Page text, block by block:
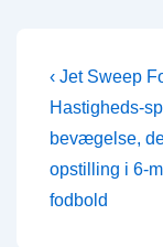
Post
Previous
Post
is
‹ Jet Sweep
Hastigheds-
bevægelse,
opstilling i 6-
fodbold